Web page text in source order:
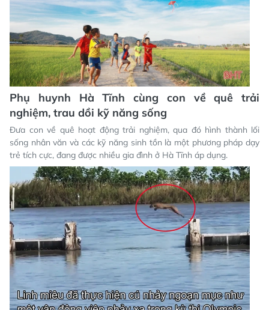
Phụ huynh Hà Tĩnh cùng con về quê trải
nghiệm, trau dồi kỹ năng sống
Đưa con về quê hoạt động trải nghiệm, qua đó hình thành lối
sống nhân văn và các kỹ năng sinh tồn là một phương pháp dạy
trẻ tích cực, đang được nhiều gia đình ở Hà Tĩnh áp dụng.